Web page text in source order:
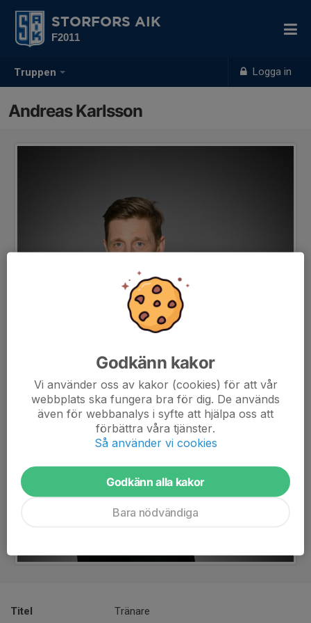
Truppen Logga in
STORFORS AIK
F2011
Andreas Karlsson
Titel Tränare
Godkänn kakor
Vi använder oss av kakor (cookies) för att vår
webbplats ska fungera bra för dig. De används
även för webbanalys i syfte att hjälpa oss att
förbättra våra tjänster.
Så använder vi cookies
Godkänn alla kakor
Bara nödvändiga